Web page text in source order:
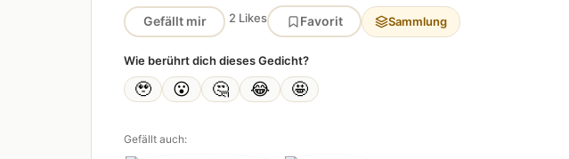
Gefällt mir 2 Likes Favorit Sammlung
Wie berührt dich dieses Gedicht?
🥹 😮 🤔 😂 🤩
Gefällt auch: